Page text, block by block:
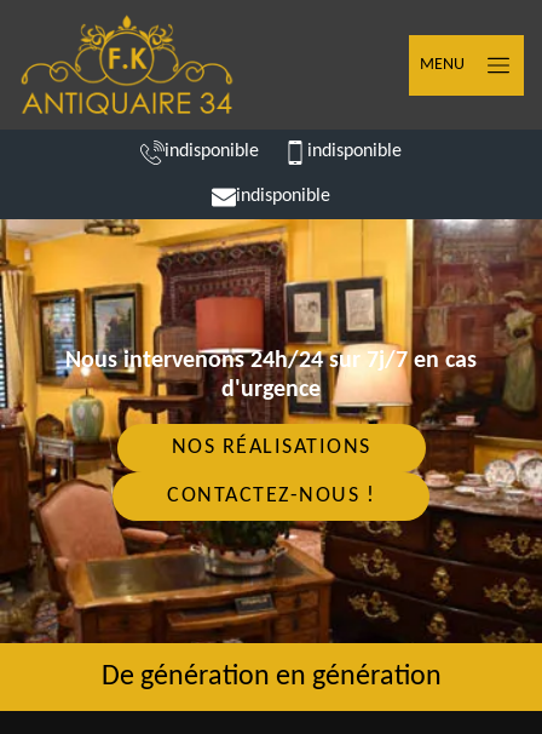
MENU
indisponible indisponible
indisponible
Nous intervenons 24h/24 sur 7j/7 en cas
d'urgence
NOS RÉALISATIONS
CONTACTEZ-NOUS !
De génération en génération